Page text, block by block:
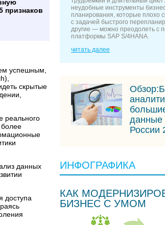
признаков
успешным,
скрытые
реального
данных
доступа
неудобные инструменты
планирования, которые плохо
с задачей быстрого
другие — можно преодолеть с
платформы SAP S/4HANA.
читать далее
данные
России
ИНФОГРАФИКА
КАК
БИЗНЕС С УМОМ